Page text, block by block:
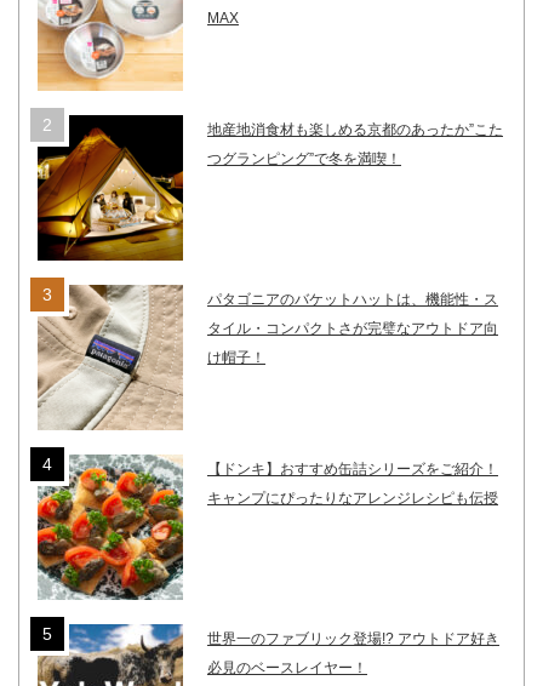
MAX
地産地消食材も楽しめる京都のあったか”こた
つグランピング”で冬を満喫！
パタゴニアのバケットハットは、機能性・ス
タイル・コンパクトさが完璧なアウトドア向
け帽子！
【ドンキ】おすすめ缶詰シリーズをご紹介！
キャンプにぴったりなアレンジレシピも伝授
世界一のファブリック登場!? アウトドア好き
必見のベースレイヤー！